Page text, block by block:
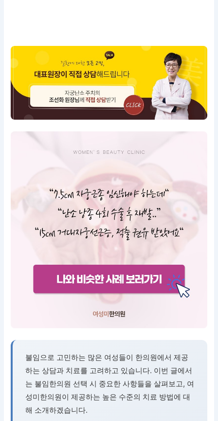
불임으로 고민하는 많은 여성들이 한의원에서 제공
하는 상담과 치료를 고려하고 있습니다. 이번 글에서
는 불임한의원 선택 시 중요한 사항들을 살펴보고, 여
성미한의원이 제공하는 높은 수준의 치료 방법에 대
해 소개하겠습니다.